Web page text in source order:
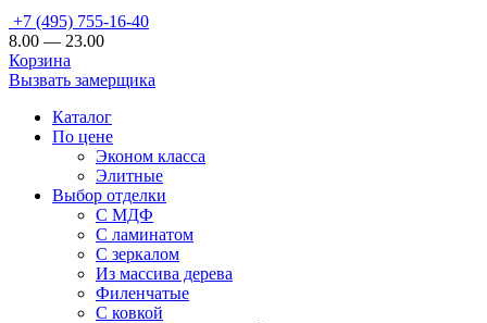
+7 (495) 755-16-40
8.00 — 23.00
Корзина
Вызвать замерщика
Каталог
По цене
Эконом класса
Элитные
Выбор отделки
С МДФ
С ламинатом
С зеркалом
Из массива дерева
Филенчатые
С ковкой